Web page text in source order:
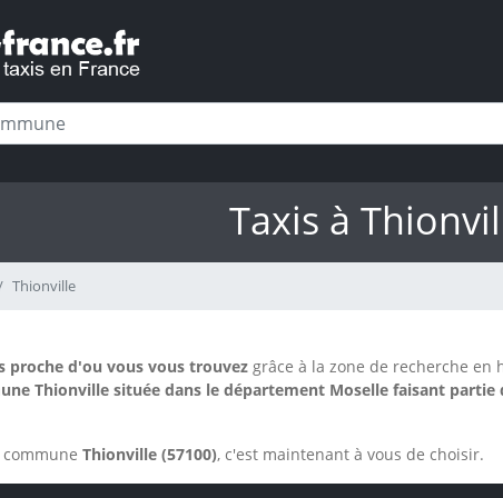
Taxis à
Thionville
proche d'ou vous vous trouvez grâce à la zone de recherche en
Thionville située dans le département Moselle faisant partie
Thionville (57100), c'est maintenant à vous de choisir.